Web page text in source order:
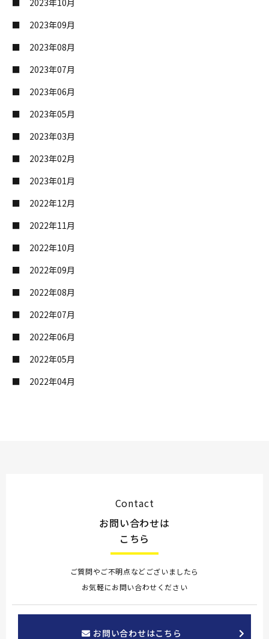
2023年10月
2023年09月
2023年08月
2023年07月
2023年06月
2023年05月
2023年03月
2023年02月
2023年01月
2022年12月
2022年11月
2022年10月
2022年09月
2022年08月
2022年07月
2022年06月
2022年05月
2022年04月
Contact
お問い合わせは
こちら
ご質問やご不明点などございましたら
お気軽にお問い合わせください
お問い合わせはこちら